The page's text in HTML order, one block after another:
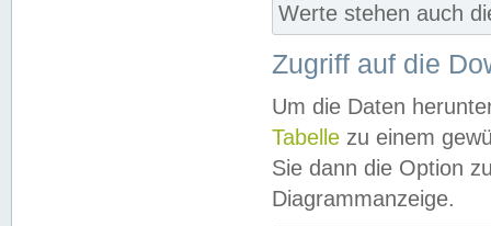
Werte stehen auch
Zugriff auf die
Um die Daten
Tabelle zu einem
Sie dann die Option
Diagrammanzeige.